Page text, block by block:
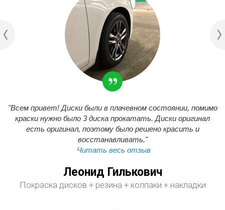
"Всем привет! Диски были в плачевном состоянии, помимо
краски нужно было 3 диска прокатать. Диски оригинал
есть оригинал, поэтому было решено красить и
восстанавливать."
Читать весь отзыв
Леонид Гилькович
Покраска дисков + резина + колпаки + накладки